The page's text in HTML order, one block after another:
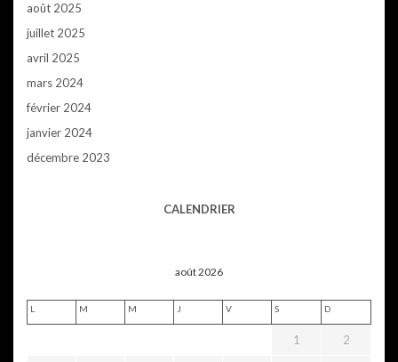
août 2025
juillet 2025
avril 2025
mars 2024
février 2024
janvier 2024
décembre 2023
CALENDRIER
août 2026
L M M J V S D
1 2